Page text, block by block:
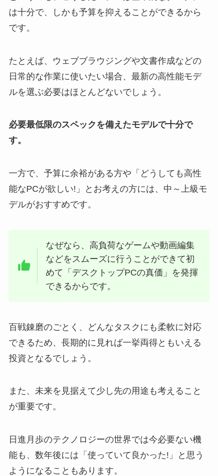
は十分で、しかも予算を抑えることができるから
です。
たとえば、ウェブブラウジングや文書作成などの
日常的な作業に使いたい場合、最新の高性能モデ
ルを選ぶ必要はほとんどないでしょう。
必要最低限のスペックを備えたモデルで十分で
す。
一方で、予算に余裕がある方や「どうしても高性
能なPCが欲しい!」とお考えの方には、中～上級モ
デルがおすすめです。
なぜなら、高負荷なゲームや動画編集
などをスムーズに行うことができて初
めて「デスクトップPCの真価」を発揮
できるからです。
百戦錬磨のごとく、どんなタスクにも柔軟に対応
できるため、長期的に見れば一挙両得ともいえる
投資となるでしょう。
また、未来を見据えて少し先の用途も考えること
が重要です。
日進月歩のテクノロジーの世界では今必要ない機
能も、数年後には「使っていて良かった!」と思う
ようになることもあります。